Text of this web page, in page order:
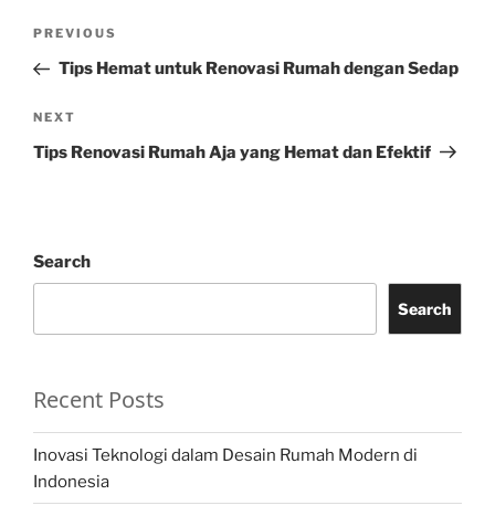
Previous
Post
PREVIOUS
Tips Hemat untuk Renovasi Rumah dengan Sedap
Next
Post
NEXT
Tips Renovasi Rumah Aja yang Hemat dan Efektif
Search
Search
Recent Posts
Inovasi Teknologi dalam Desain Rumah Modern di
Indonesia